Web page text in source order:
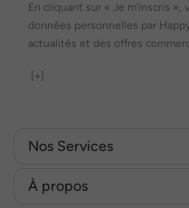
En cliquant sur « Je m'inscris
données personnelles par
actualités et des offres
[+]
Nos Services
À propos